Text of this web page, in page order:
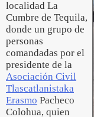
localidad La
Cumbre de Tequila,
donde un grupo de
personas
comandadas por el
presidente de la
Asociación Civil
Tlascatlanistaka
Erasmo Pacheco
Colohua, quien